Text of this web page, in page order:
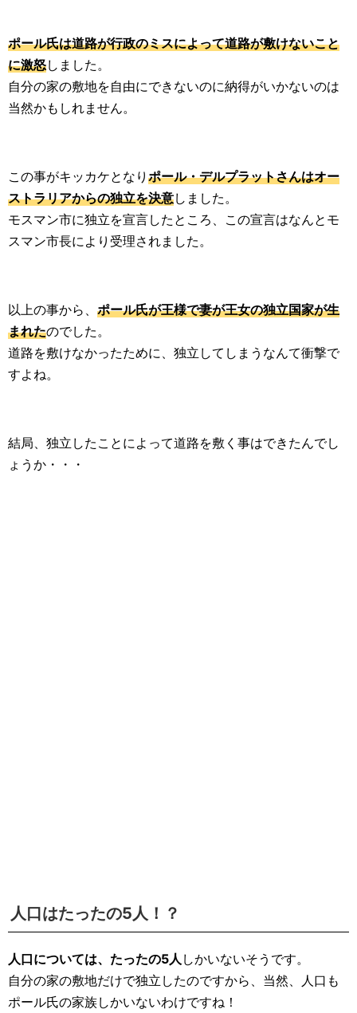
ポール氏は道路が行政のミスによって道路が敷けないこと
に激怒しました。
自分の家の敷地を自由にできないのに納得がいかないのは
当然かもしれません。
この事がキッカケとなり ポール・デルプラットさんはオー
ストラリアからの独立を決意しました。
モスマン市に独立を宣言したところ、この宣言はなんとモ
スマン市長により受理されました。
以上の事から、 ポール氏が王様で妻が王女の独立国家が生
まれたのでした。
道路を敷けなかったために、独立してしまうなんて衝撃で
すよね。
結局、独立したことによって道路を敷く事はできたんでし
ょうか・・・
人口はたったの5人！？
人口については、たったの5人 しかいないそうです。
自分の家の敷地だけで独立したのですから、当然、人口も
ポール氏の家族しかいないわけですね！